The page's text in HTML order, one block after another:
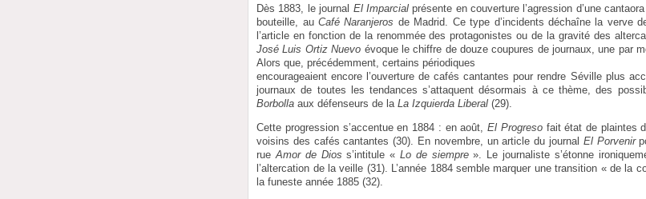
Dès 1883, le journal El Imparcialprésente en couverture l’agression d’une
bouteille, au Café Naranjeros de Madrid. Ce type d’incidents déchaîne la verve
l’article en fonction de la renommée des protagonistes ou de la gravité des
José Luis Ortiz Nuevo évoque le chiffre de douze coupures de journaux, une par
Alors que, précédemment, certains périodiques
encourageaient encore l’ouverture de cafés cantantes pour rendre Séville plus
journaux de toutes les tendances s’attaquent désormais à ce thème, des
Borbolla aux défenseurs de laLa Izquierda Liberal (29).
Cette progression s’accentue en 1884 : en août,El Progresofait état de plaintes
voisins des cafés cantantes (30). En novembre, un article du journal El Porvenir
rue Amor de Dios s’intitule « Lo de siempre». Le journaliste s’étonne
l’altercation de la veille (31). L’année 1884 semble marquer une transition « de la
la funeste année 1885 (32).